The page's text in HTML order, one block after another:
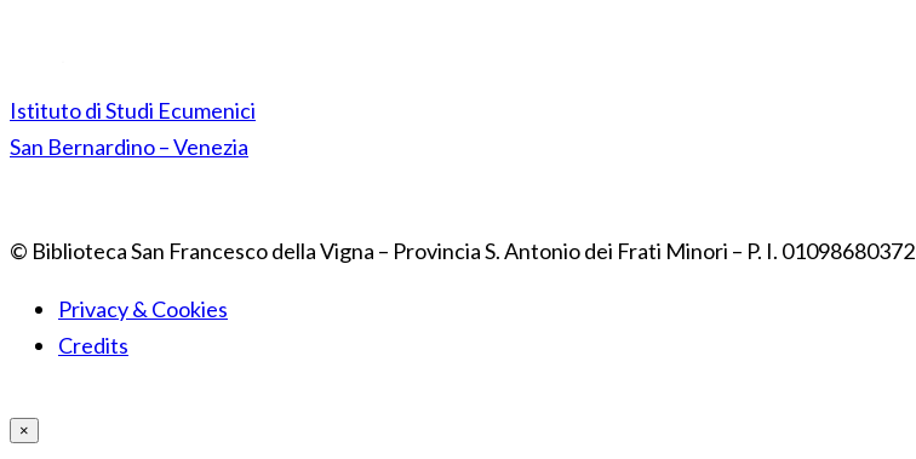
Istituto di Studi Ecumenici
San Bernardino – Venezia
© Biblioteca San Francesco della Vigna – Provincia S. Antonio dei Frati Minori – P. I. 01098680372
Privacy & Cookies
Credits
×